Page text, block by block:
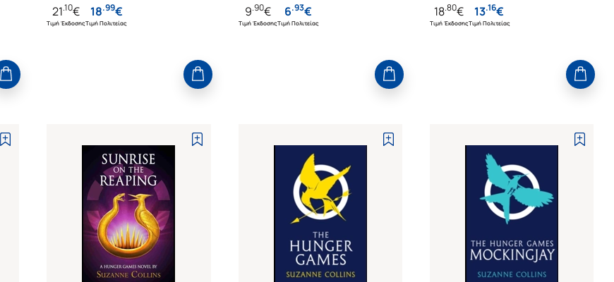
21.10€
Τιμή Έκδοσης
18.99€
Τιμή Πολιτείας
9.90€
Τιμή Έκδοσης
6.93€
Τιμή Πολιτείας
18.80€
Τιμή Έκδοσης
13.16€
Τιμή Πολιτείας